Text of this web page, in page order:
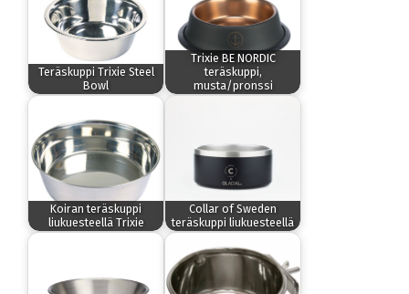
Teräskuppi Trixie Steel
Bowl
Trixie BE NORDIC
teräskuppi,
musta/pronssi
Koiran teräskuppi
liukuesteellä Trixie
Collar of Sweden
teräskuppi liukuesteellä